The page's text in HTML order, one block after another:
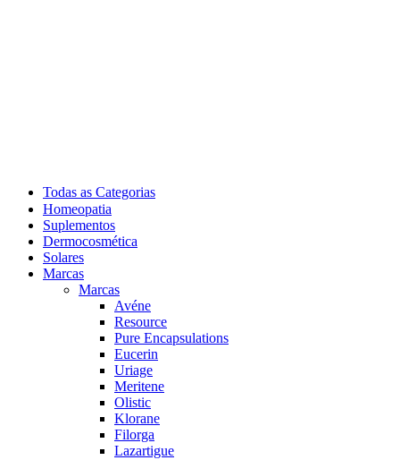
Todas as Categorias
Homeopatia
Suplementos
Dermocosmética
Solares
Marcas
Marcas
Avéne
Resource
Pure Encapsulations
Eucerin
Uriage
Meritene
Olistic
Klorane
Filorga
Lazartigue